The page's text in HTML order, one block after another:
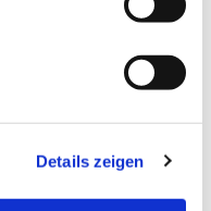
Details zeigen